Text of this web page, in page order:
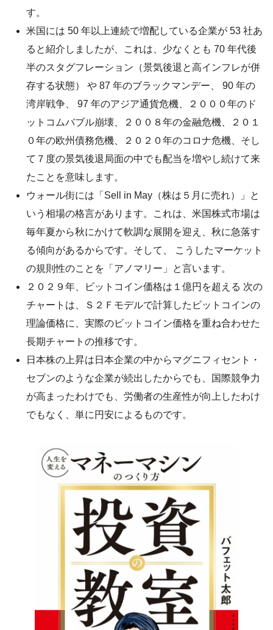
す。
米国には 50 年以上連続で増配している企業が 53 社あ
ると紹介しましたが、これは、少なくとも 70 年代後
半のスタグフレーション（景気後退と高インフレが併
存する状態） や 87 年のブラックマンデー、 90 年の
湾岸戦争、 97 年のアジア通貨危機、２０００年のド
ットコムバブル崩壊、２００８年の金融危機、２０１
０年の欧州債務危機、２０２０年のコロナ危機、そし
て７度の景気後退局面の中でも配当を増やし続けて来
たことを意味します。
ウォール街には「Sell in May（株は５月に売れ）」と
いう相場の格言があります。これは、米国株式市場は
毎年夏から秋にかけて軟調な展開を迎え、秋に急落す
る傾向があるからです。そして、 こうしたマーケット
の規則性のことを「アノマリー」と言います。
２０２９年、ビットコイン価格は１億円を超える 次の
チャートは、Ｓ２Ｆモデルで計算したビットコインの
理論価格に、実際のビットコイン価格を重ね合わせた
長期チャートの推移です。
日本株の上昇は日本企業の中からマグニフィセント・
セブンのような企業が続出したからでも、国際競争力
が高まったわけでも、労働者の生産性が向上したわけ
でもなく、単に円安によるものです。